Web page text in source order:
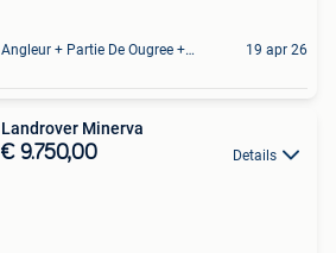
Angleur + Partie De Ougree + Partie De Tilff Et De Embourg 19 apr 26
Landrover Minerva
€ 9.750,00 Details